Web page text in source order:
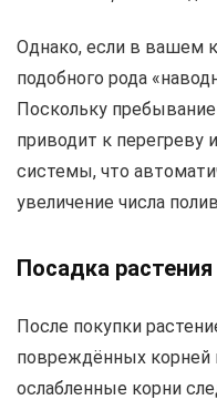
Однако, если в вашем
подобного рода
Поскольку пребывание
приводит к
системы, что
увеличение числа
Посадка растения
После покупки
повреждённых
ослабленные корни